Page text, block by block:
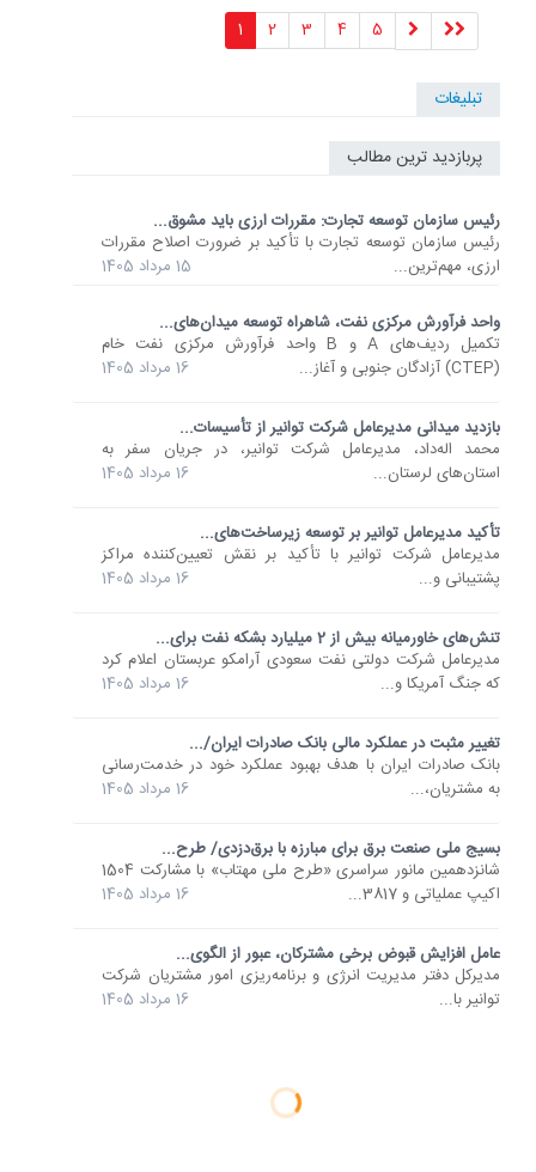
1 2 3 4 5
تبلیغات
پربازدید ترین مطالب
رئیس سازمان توسعه تجارت: مقررات ارزی باید مشوق...
رئیس سازمان توسعه تجارت با تأکید بر ضرورت اصلاح مقررات
ارزی، مهم‌ترین...
15 مرداد 1405
واحد فرآورش مرکزی نفت، شاهراه توسعه میدان‌های...
تکمیل ردیف‌های A و B واحد فرآورش مرکزی نفت خام
(CTEP) آزادگان جنوبی و آغاز...
16 مرداد 1405
بازدید میدانی مدیرعامل شرکت توانیر از تأسیسات...
محمد اله‌داد، مدیرعامل شرکت توانیر، در جریان سفر به
استان‌های لرستان...
16 مرداد 1405
تأکید مدیرعامل توانیر بر توسعه زیرساخت‌های...
مدیرعامل شرکت توانیر با تأکید بر نقش تعیین‌کننده مراکز
پشتیبانی و...
16 مرداد 1405
تنش‌های خاورمیانه بیش از 2 میلیارد بشکه نفت برای...
مدیرعامل شرکت دولتی نفت سعودی آرامکو عربستان اعلام کرد
که جنگ آمریکا و...
16 مرداد 1405
تغییر مثبت در عملکرد مالی بانک صادرات ایران/...
​بانک صادرات ایران با هدف بهبود عملکرد خود در خدمت‌رسانی
به مشتریان،...
16 مرداد 1405
بسیج ملی صنعت برق برای مبارزه با برق‌دزدی/ طرح...
شانزدهمین مانور سراسری «طرح ملی مهتاب» با مشارکت 1504
اکیپ عملیاتی و 3817...
16 مرداد 1405
عامل افزایش قبوض برخی مشترکان، عبور از الگوی...
مدیرکل دفتر مدیریت انرژی و برنامه‌ریزی امور مشتریان شرکت
توانیر با...
16 مرداد 1405